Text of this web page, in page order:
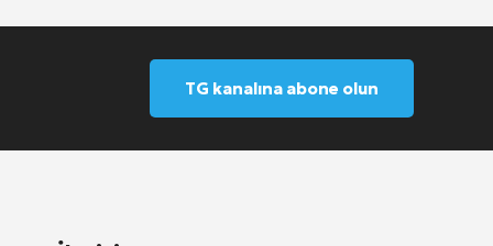
TG kanalına abone olun